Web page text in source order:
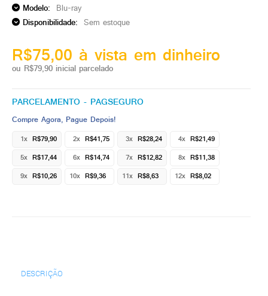
Modelo: Blu-ray
Disponibilidade: Sem estoque
R$75,00 à vista em dinheiro
ou R$79,90 inicial parcelado
PARCELAMENTO - PAGSEGURO
Compre Agora, Pague Depois!
1x R$79,90 2x R$41,75 3x R$28,24 4x R$21,49
5x R$17,44 6x R$14,74 7x R$12,82 8x R$11,38
9x R$10,26 10x R$9,36 11x R$8,63 12x R$8,02
DESCRIÇÃO